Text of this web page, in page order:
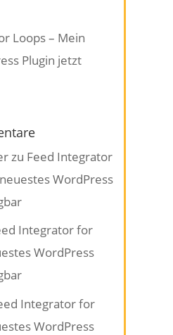
Loops – Mein
Plugin jetzt
zu Feed Integrator
WordPress
Integrator for
WordPress
Integrator for
WordPress